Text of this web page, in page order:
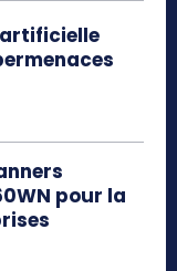
artificielle
pour la